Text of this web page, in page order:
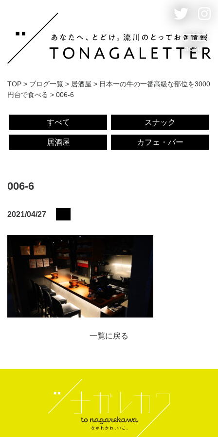
menu
TOP > ブログ一覧 > 居酒屋 > 日本一の牛の一番高級な部位を3000
円台で食べる > 006-6
すべて スナック
居酒屋 カフェ・バー
006-6
2021/04/27
一覧に戻る